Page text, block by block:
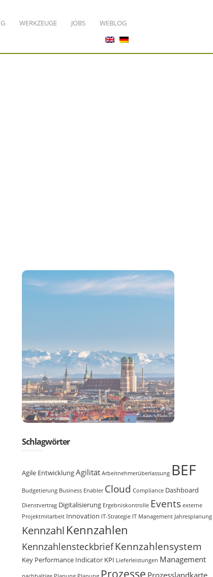
WERKZEUGE JOBS WEBLOG
Schlagwörter
Agile EntwicklungAgilität Arbeitnehmerüberlassung BEF
Budgetierung Business Enabler Cloud Compliance Dashboard
Dienstvertrag Digitalisierung Ergebniskontrolle Events externe
Projektmitarbeit Innovation IT-Strategie IT Management Jahresplanung
Kennzahl Kennzahlen
KennzahlensteckbriefKennzahlensystem
Key Performance Indicator KPI Lieferleistungen Management
Prozesse Prozesslandkarte